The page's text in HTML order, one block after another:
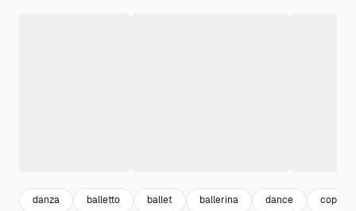
danza balletto ballet ballerina dance coppia